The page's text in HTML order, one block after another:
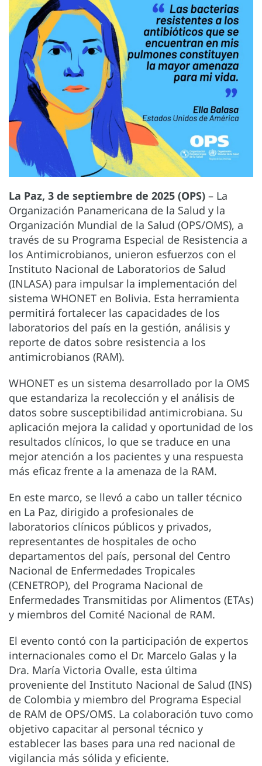
La Paz, 3 de septiembre de 2025 (OPS) – La
Organización Panamericana de la Salud y la
Organización Mundial de la Salud (OPS/OMS), a
través de su Programa Especial de Resistencia a
los Antimicrobianos, unieron esfuerzos con el
Instituto Nacional de Laboratorios de Salud
(INLASA) para impulsar la implementación del
sistema WHONET en Bolivia. Esta herramienta
permitirá fortalecer las capacidades de los
laboratorios del país en la gestión, análisis y
reporte de datos sobre resistencia a los
antimicrobianos (RAM).
WHONET es un sistema desarrollado por la OMS
que estandariza la recolección y el análisis de
datos sobre susceptibilidad antimicrobiana. Su
aplicación mejora la calidad y oportunidad de los
resultados clínicos, lo que se traduce en una
mejor atención a los pacientes y una respuesta
más eficaz frente a la amenaza de la RAM.
En este marco, se llevó a cabo un taller técnico
en La Paz, dirigido a profesionales de
laboratorios clínicos públicos y privados,
representantes de hospitales de ocho
departamentos del país, personal del Centro
Nacional de Enfermedades Tropicales
(CENETROP), del Programa Nacional de
Enfermedades Transmitidas por Alimentos (ETAs)
y miembros del Comité Nacional de RAM.
El evento contó con la participación de expertos
internacionales como el Dr. Marcelo Galas y la
Dra. María Victoria Ovalle, esta última
proveniente del Instituto Nacional de Salud (INS)
de Colombia y miembro del Programa Especial
de RAM de OPS/OMS. La colaboración tuvo como
objetivo capacitar al personal técnico y
establecer las bases para una red nacional de
vigilancia más sólida y eficiente.